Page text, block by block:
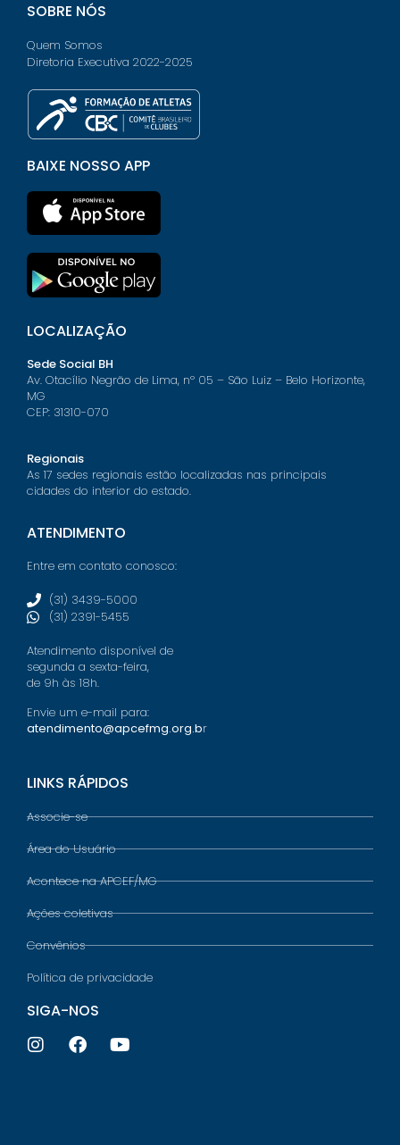
SOBRE NÓS
Quem Somos
Diretoria Executiva 2022-2025
BAIXE NOSSO APP
LOCALIZAÇÃO
Sede Social BH
Av. Otacílio Negrão de Lima, nº 05 – São Luiz – Belo Horizonte,
MG
CEP: 31310-070
Regionais
As 17 sedes regionais estão localizadas nas principais
cidades do interior do estado.
ATENDIMENTO
Entre em contato conosco:
(31) 3439-5000
(31) 2391-5455
Atendimento disponível de
segunda a sexta-feira,
de 9h às 18h.
Envie um e-mail para:
atendimento@apcefmg.org.br
LINKS RÁPIDOS
Associe-se
Área do Usuário
Acontece na APCEF/MG
Ações coletivas
Convênios
Política de privacidade
SIGA-NOS